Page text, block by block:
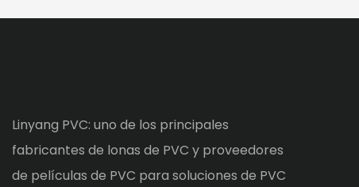
Linyang PVC: uno de los principales
fabricantes de lonas de PVC y proveedores
de películas de PVC para soluciones de PVC